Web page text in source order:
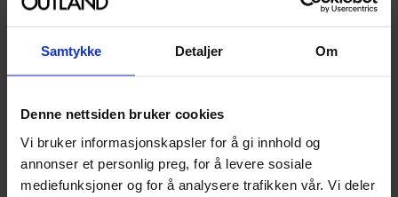
Samtykke Detaljer Om
Denne nettsiden bruker cookies
Vi bruker informasjonskapsler for å gi innhold og
annonser et personlig preg, for å levere sosiale
mediefunksjoner og for å analysere trafikken vår. Vi deler
Forfattere
Reki Kawahara
Science-Fiction
208
Utgiver
Yen On